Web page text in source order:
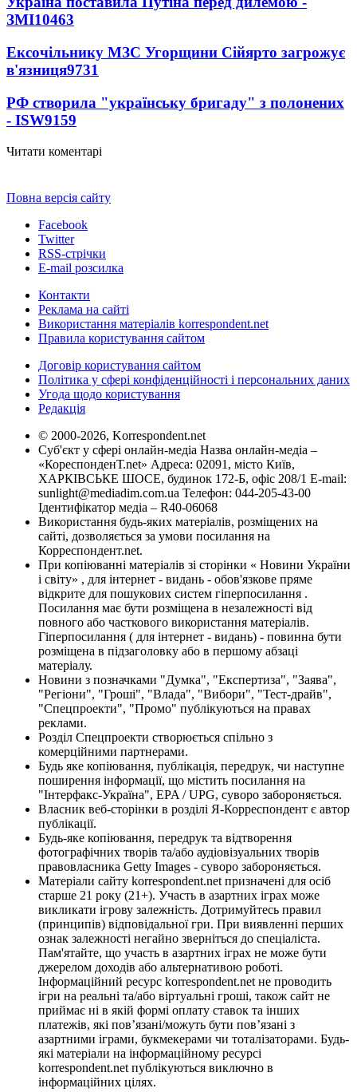
ЗМІ10463
Ексочільнику МЗС Угорщини Сійярто загрожує
в'язниця9731
РФ створила "українську бригаду" з полонених
- ISW9159
Читати коментарі
Повна версія сайту
Facebook
Twitter
RSS-стрічки
E-mail розсилка
Контакти
Реклама на сайті
Використання матеріалів korrespondent.net
Правила користування сайтом
Договір користування сайтом
Політика у сфері конфіденційності і персональних даних
Угода щодо користування
Редакція
© 2000-2026, Korrespondent.net
Суб'єкт у сфері онлайн-медіа Назва онлайн-медіа –
«КореспонденТ.net» Адреса: 02091, місто Київ,
ХАРКІВСЬКЕ ШОСЕ, будинок 172-Б, офіс 208/1 E-mail:
sunlight@mediadim.com.ua Телефон: 044-205-43-00
Ідентифікатор медіа – R40-06068
Використання будь-яких матеріалів, розміщених на
сайті, дозволяється за умови посилання на
Корреспондент.net.
При копіюванні матеріалів зі сторінки « Новини України
і світу» , для інтернет - видань - обов'язкове пряме
відкрите для пошукових систем гіперпосилання .
Посилання має бути розміщена в незалежності від
повного або часткового використання матеріалів.
Гіперпосилання ( для інтернет - видань) - повинна бути
розміщена в підзаголовку або в першому абзаці
матеріалу.
Новини з позначками "Думка", "Експертиза", "Заява",
"Регіони", "Гроші", "Влада", "Вибори", "Тест-драйв",
"Спецпроекти", "Промо" публікуються на правах
реклами.
Розділ Спецпроекти створюється спільно з
комерційними партнерами.
Будь яке копіювання, публікація, передрук, чи наступне
поширення інформації, що містить посилання на
"Інтерфакс-Україна", EPA / UPG, суворо забороняється.
Власник веб-сторінки в розділі Я-Корреспондент є автор
публікації.
Будь-яке копіювання, передрук та відтворення
фотографічних творів та/або аудіовізуальних творів
правовласника Getty Images - суворо забороняється.
Матеріали сайту korrespondent.net призначені для осіб
старше 21 року (21+). Участь в азартних іграх може
викликати ігрову залежність. Дотримуйтесь правил
(принципів) відповідальної гри. При виявленні перших
ознак залежності негайно зверніться до спеціаліста.
Пам'ятайте, що участь в азартних іграх не може бути
джерелом доходів або альтернативою роботі.
Інформаційний ресурс korrespondent.net не проводить
ігри на реальні та/або віртуальні гроші, також сайт не
приймає ні в якій формі оплату ставок та інших
платежів, які пов’язані/можуть бути пов’язані з
азартними іграми, букмекерами чи тоталізаторами. Будь-
які матеріали на інформаційному ресурсі
korrespondent.net публікуються виключно в
інформаційних цілях.